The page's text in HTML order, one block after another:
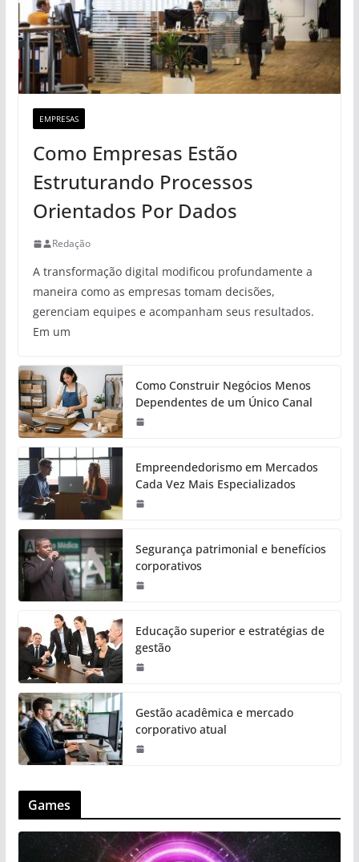
EMPRESAS
Como Empresas Estão
Estruturando Processos
Orientados Por Dados
Redação
A transformação digital modificou profundamente a
maneira como as empresas tomam decisões,
gerenciam equipes e acompanham seus resultados.
Em um
Como Construir Negócios Menos
Dependentes de um Único Canal
Empreendedorismo em Mercados
Cada Vez Mais Especializados
Segurança patrimonial e benefícios
corporativos
Educação superior e estratégias de
gestão
Gestão acadêmica e mercado
corporativo atual
Games